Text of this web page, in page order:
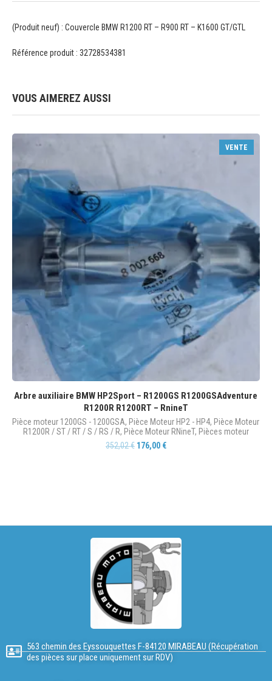
(Produit neuf) : Couvercle BMW R1200 RT – R900 RT – K1600 GT/GTL
Référence produit : 32728534381
VOUS AIMEREZ AUSSI
VENTE
Arbre auxiliaire BMW HP2Sport – R1200GS R1200GSAdventure
R1200R R1200RT – RnineT
Pièce moteur 1200GS - 1200GSA, Pièce Moteur HP2 - HP4, Pièce Moteur
R1200R / ST / RT / S / RS / R, Pièce Moteur RNineT, Pièces moteur
352,02€ 176,00 €
563 chemin des Eyssouquettes F-84120 MIRABEAU (Récupération
des pièces sur place uniquement sur RDV)